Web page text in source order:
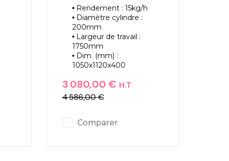
Rendement : 15kg/h
Diamètre cylindre :
200mm
Largeur de travail :
1750mm
Dim. (mm) :
1050x1120x400
Prix
3 080,00 € H.T
Prix de base
4 586,00 €
Comparer